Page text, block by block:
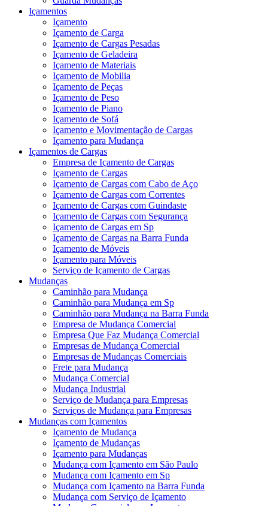
Içamentos
Içamento
Içamento de Carga
Içamento de Cargas Pesadas
Içamento de Geladeira
Içamento de Materiais
Içamento de Mobilia
Içamento de Peças
Içamento de Peso
Içamento de Piano
Içamento de Sofá
Içamento e Movimentação de Cargas
Içamento para Mudança
Içamentos de Cargas
Empresa de Içamento de Cargas
Içamento de Cargas
Içamento de Cargas com Cabo de Aço
Içamento de Cargas com Correntes
Içamento de Cargas com Guindaste
Içamento de Cargas com Segurança
Içamento de Cargas em Sp
Içamento de Cargas na Barra Funda
Içamento de Móveis
Içamento para Móveis
Serviço de Içamento de Cargas
Mudanças
Caminhão para Mudança
Caminhão para Mudança em Sp
Caminhão para Mudança na Barra Funda
Empresa de Mudança Comercial
Empresa Que Faz Mudança Comercial
Empresas de Mudança Comercial
Empresas de Mudanças Comerciais
Frete para Mudança
Mudança Comercial
Mudança Industrial
Serviço de Mudança para Empresas
Serviços de Mudança para Empresas
Mudanças com Içamentos
Içamento de Mudança
Içamento de Mudanças
Içamento para Mudanças
Mudança com Içamento em São Paulo
Mudança com Içamento em Sp
Mudança com Içamento na Barra Funda
Mudança com Serviço de Içamento